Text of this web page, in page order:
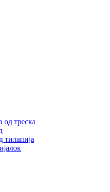
од треска
тилапија